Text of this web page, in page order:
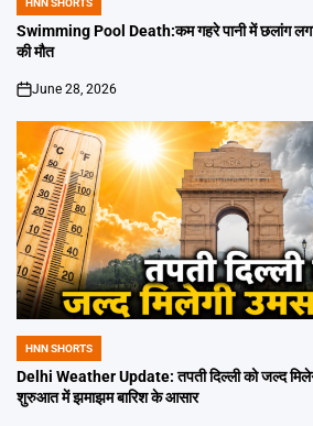
POSTED
IN
HNN SHORTS
Swimming Pool Death:कम गहरे पानी में छलांग
की मौत
on
June 28, 2026
POSTED
IN
HNN SHORTS
Delhi Weather Update: तपती दिल्ली को जल्द
शुरुआत में झमाझम बारिश के आसार